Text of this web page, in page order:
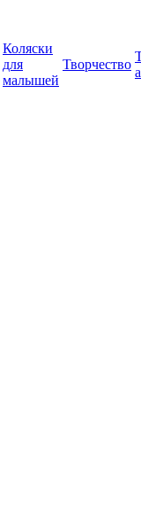
Коляски
для
малышей
Творчество